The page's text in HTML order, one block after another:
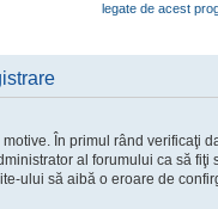
legate de acest
În primul rând verificaţi
al forumului ca să fiţi
ului să aibă o eroare de